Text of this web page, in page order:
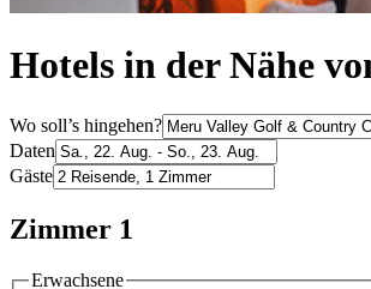
Hotels in der Nähe
Wo soll’s hingehen?
Daten
Gäste
Zimmer 1
Erwachsene